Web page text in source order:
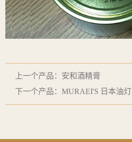
上一个产品：安和酒精膏
下一个产品：MURAEI'S 日本油灯